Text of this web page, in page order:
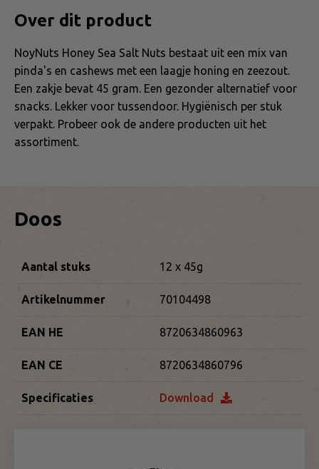
Over dit product
NoyNuts Honey Sea Salt Nuts bestaat uit een mix van
pinda's en cashews met een laagje honing en zeezout.
Een zakje bevat 45 gram. Een gezonder alternatief voor
snacks. Lekker voor tussendoor. Hygiënisch per stuk
verpakt. Probeer ook de andere producten uit het
assortiment.
Doos
Aantal stuks 12 x 45g
Artikelnummer 70104498
EAN HE 8720634860963
EAN CE 8720634860796
Specificaties Download